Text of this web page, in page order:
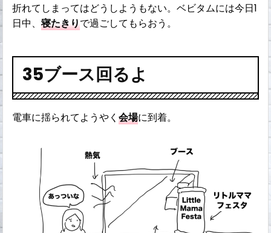
折れてしまってはどうしようもない。ベビタムには今日1
日中、寝たきりで過ごしてもらおう。
35ブース回るよ
電車に揺られてようやく会場に到着。